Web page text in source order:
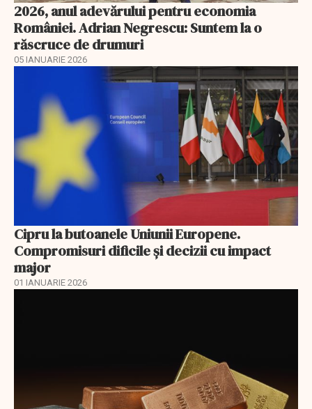
2026, anul adevărului pentru economia
României. Adrian Negrescu: Suntem la o
răscruce de drumuri
05 IANUARIE 2026
Cipru la butoanele Uniunii Europene.
Compromisuri dificile și decizii cu impact
major
01 IANUARIE 2026